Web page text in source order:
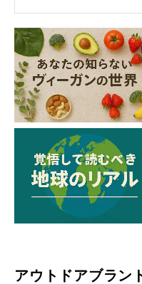
アウトドアブラン